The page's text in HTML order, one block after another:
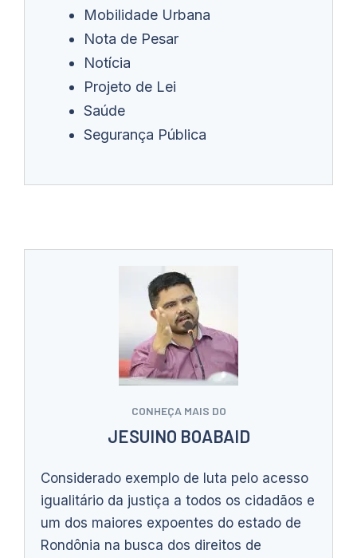
Mobilidade Urbana
Nota de Pesar
Notícia
Projeto de Lei
Saúde
Segurança Pública
CONHEÇA MAIS DO
JESUINO BOABAID
Considerado exemplo de luta pelo acesso
igualitário da justiça a todos os cidadãos e
um dos maiores expoentes do estado de
Rondônia na busca dos direitos de